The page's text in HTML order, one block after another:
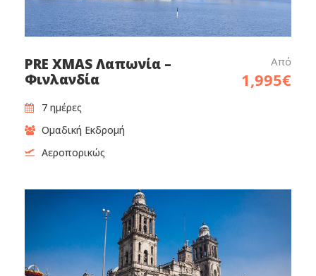
PRE XMAS Λαπωνία –
Φινλανδία
Από
1,995€
7 ημέρες
Ομαδική Εκδρομή
Αεροπορικώς